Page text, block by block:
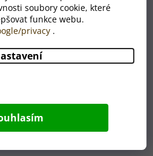
soubory cookie, které
funkce webu.
privacy .